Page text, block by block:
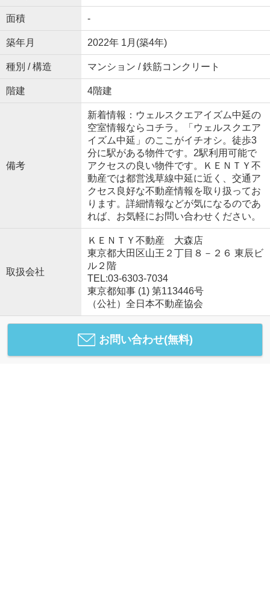
面積 -
築年月 2022年 1月(築4年)
種別 / 構造 マンション / 鉄筋コンクリート
階建 4階建
備考
新着情報：ウェルスクエアイズム中延の
空室情報ならコチラ。「ウェルスクエア
イズム中延」のここがイチオシ。徒歩3
分に駅がある物件です。2駅利用可能で
アクセスの良い物件です。ＫＥＮＴＹ不
動産では都営浅草線中延に近く、交通ア
クセス良好な不動産情報を取り扱ってお
ります。詳細情報などが気になるのであ
れば、お気軽にお問い合わせください。
取扱会社
ＫＥＮＴＹ不動産 大森店
東京都大田区山王２丁目８－２６ 東辰ビ
ル２階
TEL:03-6303-7034
東京都知事 (1) 第113446号
（公社）全日本不動産協会
お問い合わせ(無料)